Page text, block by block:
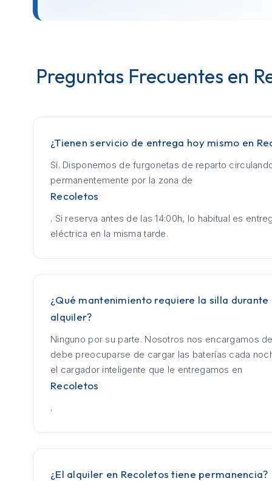
Preguntas Frecuentes en
¿Tienen servicio de entrega hoy mismo en
Sí. Disponemos de furgonetas de reparto
permanentemente por la zona de
Recoletos
. Si reserva antes de las 14:00h, lo habitual es
eléctrica en la misma tarde.
¿Qué mantenimiento requiere la silla durante
alquiler?
Ninguno por su parte. Nosotros nos encargamos
debe preocuparse de cargar las baterías cada
el cargador inteligente que le entregamos en
Recoletos
.
¿El alquiler en Recoletos tiene permanencia?